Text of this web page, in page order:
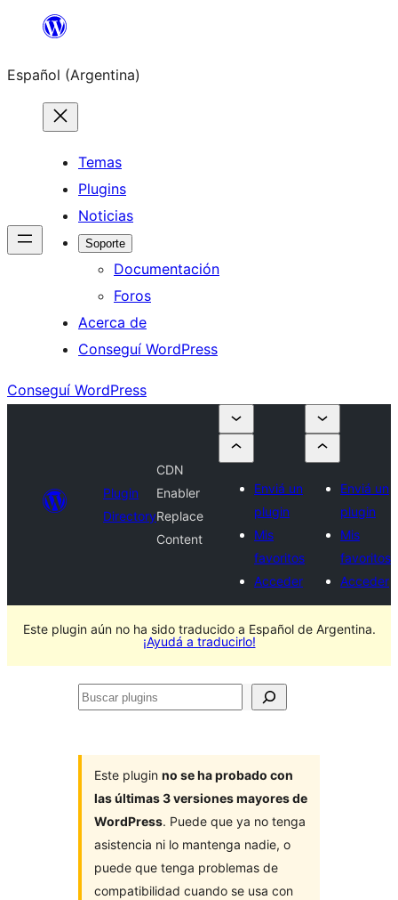
Saltar
contenido
Español (Argentina)
Temas
Plugins
Noticias
Soporte
Documentación
Foros
Acerca de
Conseguí WordPress
Conseguí WordPress
Plugin
Directory
CDN
Enabler
Replace
Content
Enviá un
plugin
Mis
favoritos
Acceder
Enviá un
plugin
Mis
favoritos
Acceder
Este plugin aún no ha sido traducido a Español de Argentina.
¡Ayudá a traducirlo!
Buscar
Este plugin no se ha probado con
las últimas 3 versiones mayores de
WordPress. Puede que ya no tenga
asistencia ni lo mantenga nadie, o
puede que tenga problemas de
compatibilidad cuando se usa con